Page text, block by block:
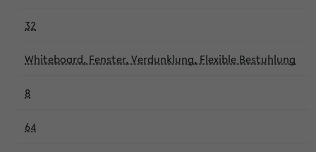
32
Whiteboard, Fenster, Verdunklung, Flexible Bestuhlung
8
64